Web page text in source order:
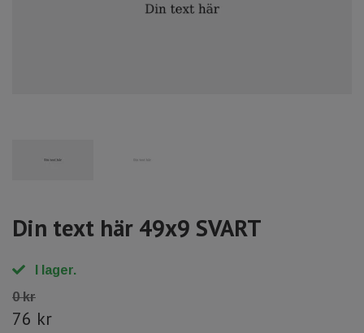
Din text här 49x9 SVART
I lager.
0 kr
76 kr